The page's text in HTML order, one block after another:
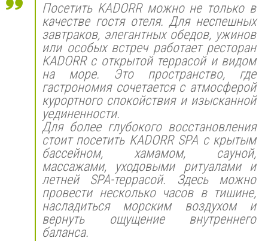
Посетить KADORR можно не только в
качестве гостя отеля. Для неспешных
завтраков, элегантных обедов, ужинов
или особых встреч работает ресторан
KADORR с открытой террасой и видом
на море. Это пространство, где
гастрономия сочетается с атмосферой
курортного спокойствия и изысканной
уединенности.
Для более глубокого восстановления
стоит посетить KADORR SPA с крытым
бассейном, хамамом, сауной,
массажами, уходовыми ритуалами и
летней SPA-террасой. Здесь можно
провести несколько часов в тишине,
насладиться морским воздухом и
вернуть ощущение внутреннего
баланса.